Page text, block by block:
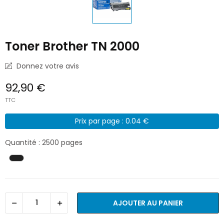
Toner Brother TN 2000
Donnez votre avis
92,90 €
TTC
Prix par page : 0.04 €
Quantité : 2500 pages
AJOUTER AU PANIER